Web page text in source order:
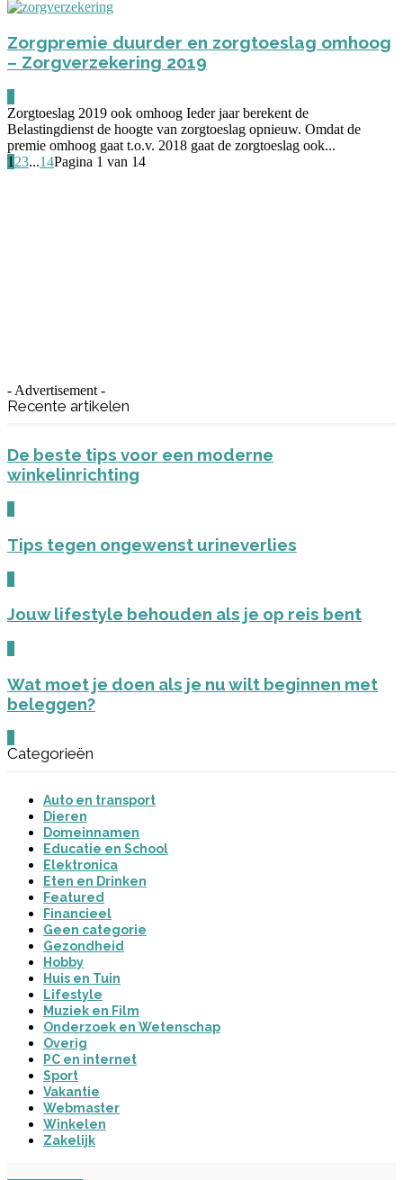
Zorgpremie duurder en zorgtoeslag omhoog
– Zorgverzekering 2019
Zorgtoeslag 2019 ook omhoog Ieder jaar berekent de
Belastingdienst de hoogte van zorgtoeslag opnieuw. Omdat de
premie omhoog gaat t.o.v. 2018 gaat de zorgtoeslag ook...
123...14Pagina 1 van 14
- Advertisement -
Recente artikelen
De beste tips voor een moderne
winkelinrichting
Tips tegen ongewenst urineverlies
Jouw lifestyle behouden als je op reis bent
Wat moet je doen als je nu wilt beginnen met
beleggen?
Categorieën
Auto en transport
Dieren
Domeinnamen
Educatie en School
Elektronica
Eten en Drinken
Featured
Financieel
Geen categorie
Gezondheid
Hobby
Huis en Tuin
Lifestyle
Muziek en Film
Onderzoek en Wetenschap
Overig
PC en internet
Sport
Vakantie
Webmaster
Winkelen
Zakelijk